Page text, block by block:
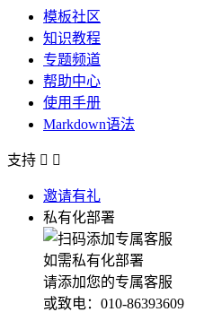
模板社区
知识教程
专题频道
帮助中心
使用手册
Markdown语法
支持  
邀请有礼
私有化部署
如需私有化部署
请添加您的专属客服
或致电：010-86393609